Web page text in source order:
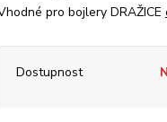
pro bojlery DRAŽICE
Dostupnost